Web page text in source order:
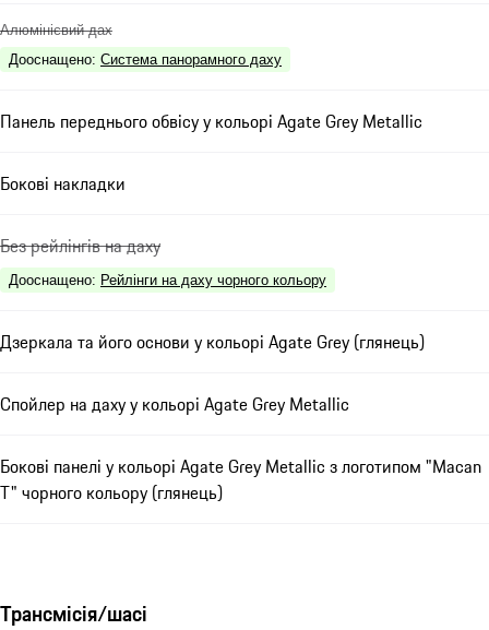
Алюмінієвий дах
Дооснащено: Система панорамного даху
Панель переднього обвісу у кольорі Agate Grey Metallic
Бокові накладки
Без рейлінгів на даху
Дооснащено: Рейлінги на даху чорного кольору
Дзеркала та його основи у кольорі Agate Grey (глянець)
Спойлер на даху у кольорі Agate Grey Metallic
Бокові панелі у кольорі Agate Grey Metallic з логотипом "Macan
T" чорного кольору (глянець)
Трансмісія/шасі